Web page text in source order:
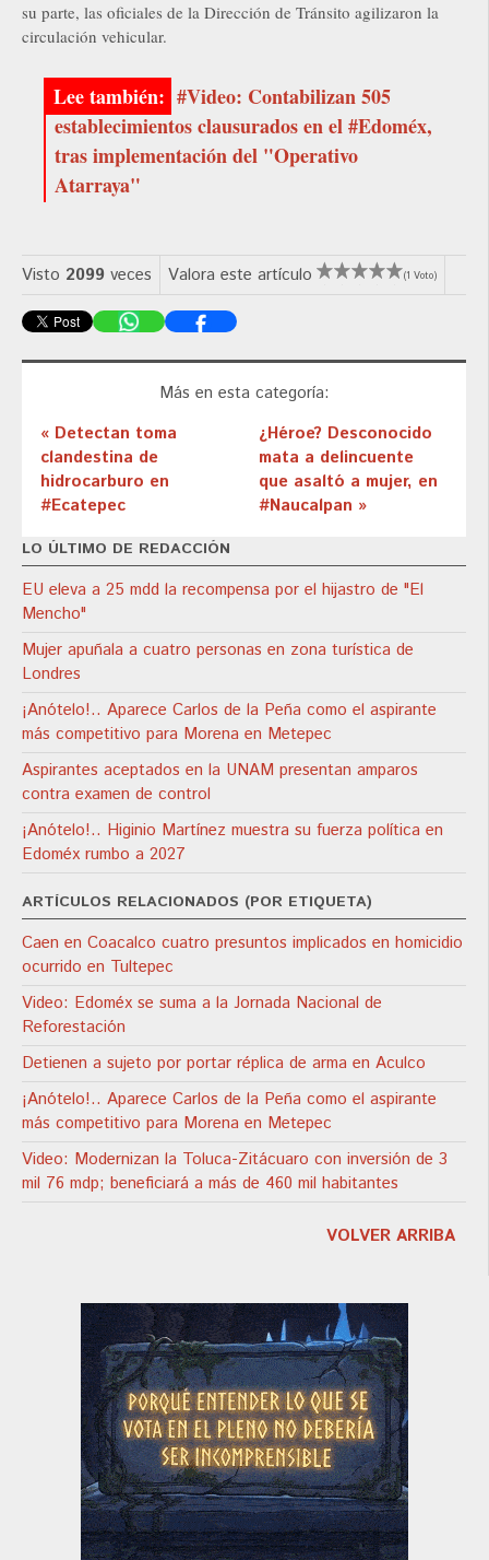
su parte, las oficiales de la Dirección de Tránsito agilizaron la
circulación vehicular.
#Video: Contabilizan 505
establecimientos clausurados en el #Edoméx,
tras implementación del "Operativo
Atarraya"
Visto 2099 veces Valora este artículo (1 Voto)
Más en esta categoría:
« Detectan toma
clandestina de
hidrocarburo en
#Ecatepec
¿Héroe? Desconocido
mata a delincuente
que asaltó a mujer, en
#Naucalpan »
LO ÚLTIMO DE REDACCIÓN
EU eleva a 25 mdd la recompensa por el hijastro de "El
Mencho"
Mujer apuñala a cuatro personas en zona turística de
Londres
¡Anótelo!.. Aparece Carlos de la Peña como el aspirante
más competitivo para Morena en Metepec
Aspirantes aceptados en la UNAM presentan amparos
contra examen de control
¡Anótelo!.. Higinio Martínez muestra su fuerza política en
Edoméx rumbo a 2027
ARTÍCULOS RELACIONADOS (POR ETIQUETA)
Caen en Coacalco cuatro presuntos implicados en homicidio
ocurrido en Tultepec
Video: Edoméx se suma a la Jornada Nacional de
Reforestación
Detienen a sujeto por portar réplica de arma en Aculco
¡Anótelo!.. Aparece Carlos de la Peña como el aspirante
más competitivo para Morena en Metepec
Video: Modernizan la Toluca-Zitácuaro con inversión de 3
mil 76 mdp; beneficiará a más de 460 mil habitantes
VOLVER ARRIBA